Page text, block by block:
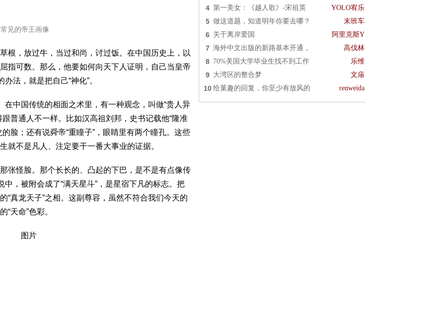
常见的帝王画像
根，放过牛，当过和尚，讨过饭。在中国历史上，以
指可数。那么，他要如何向天下人证明，自己当皇帝
法，就是把自己“神化”。
在中国传统的相面之术里，有一种观念，叫做“贵人异
普通人不一样。比如汉高祖刘邦，史书记载他“隆准
脸；还有说舜帝“重瞳子”，眼睛里有两个瞳孔。这些
就不是凡人、注定要干一番大事业的证据。
张怪脸。那个长长的、凸起的下巴，是不是有点像传
中，被附会成了“满天星斗”，是星宿下凡的标志。把
“真龙天子”之相。这副尊容，虽然不符合我们今天的
天命”色彩。
4 第一美女：《越人歌》-宋祖英 YOLO宥乐
5 做这道题，知道明年你要去哪？ 末班车
6 关于离岸爱国 阿里克斯Y
7 海外中文出版的新路基本开通， 高伐林
8 70%美国大学毕业生找不到工作 乐维
9 大湾区的整合梦 文庙
10 给菓趣的回复，你至少有放风的 renweida